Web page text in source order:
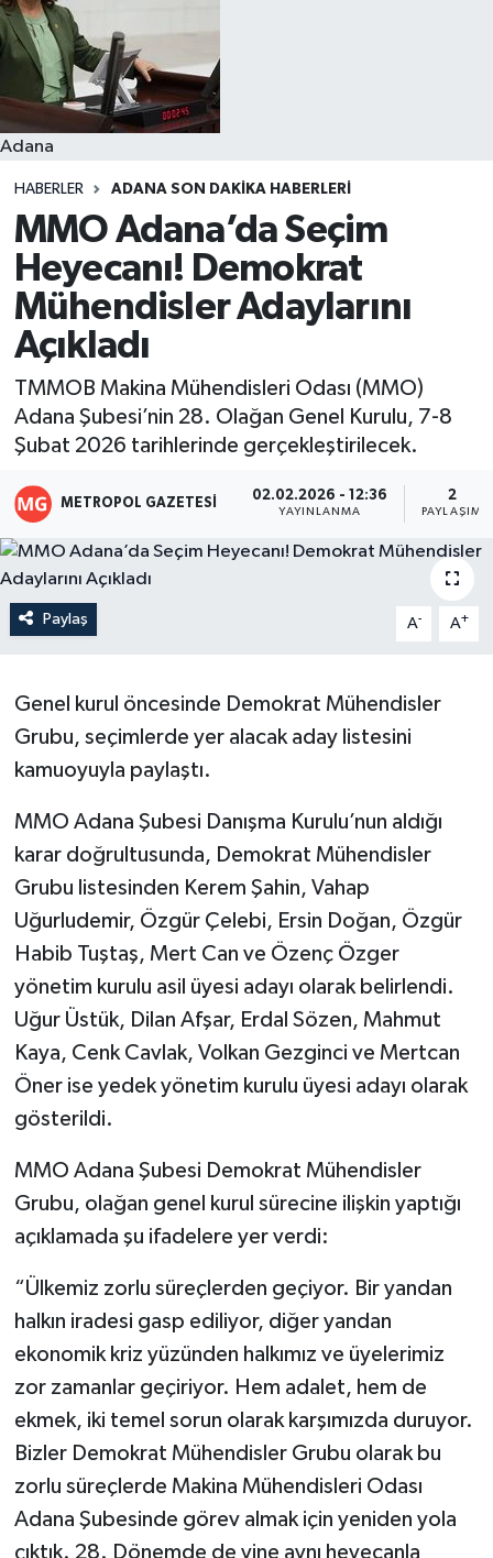
Adana
HABERLER ADANA SON DAKIKA HABERLERI
MMO Adana’da Seçim
Heyecanı! Demokrat
Mühendisler Adaylarını
Açıkladı
TMMOB Makina Mühendisleri Odası (MMO)
Adana Şubesi’nin 28. Olağan Genel Kurulu, 7-8
Şubat 2026 tarihlerinde gerçekleştirilecek.
METROPOL GAZETESI 02.02.2026 - 12:36
YAYINLANMA
2
PAYLAŞIM
Paylaş A- A+
Genel kurul öncesinde Demokrat Mühendisler
Grubu, seçimlerde yer alacak aday listesini
kamuoyuyla paylaştı.
MMO Adana Şubesi Danışma Kurulu’nun aldığı
karar doğrultusunda, Demokrat Mühendisler
Grubu listesinden Kerem Şahin, Vahap
Uğurludemir, Özgür Çelebi, Ersin Doğan, Özgür
Habib Tuştaş, Mert Can ve Özenç Özger
yönetim kurulu asil üyesi adayı olarak belirlendi.
Uğur Üstük, Dilan Afşar, Erdal Sözen, Mahmut
Kaya, Cenk Cavlak, Volkan Gezginci ve Mertcan
Öner ise yedek yönetim kurulu üyesi adayı olarak
gösterildi.
MMO Adana Şubesi Demokrat Mühendisler
Grubu, olağan genel kurul sürecine ilişkin yaptığı
açıklamada şu ifadelere yer verdi:
“Ülkemiz zorlu süreçlerden geçiyor. Bir yandan
halkın iradesi gasp ediliyor, diğer yandan
ekonomik kriz yüzünden halkımız ve üyelerimiz
zor zamanlar geçiriyor. Hem adalet, hem de
ekmek, iki temel sorun olarak karşımızda duruyor.
Bizler Demokrat Mühendisler Grubu olarak bu
zorlu süreçlerde Makina Mühendisleri Odası
Adana Şubesinde görev almak için yeniden yola
çıktık. 28. Dönemde de yine aynı heyecanla
Resmi İlanlar